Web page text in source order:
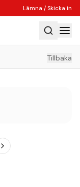
Lämna / Skicka in
Tillbaka